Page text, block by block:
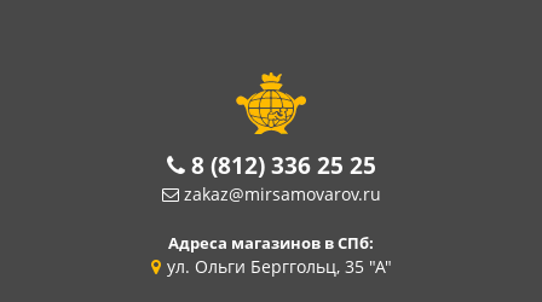
8 (812) 336 25 25
zakaz@mirsamovarov.ru
Адреса магазинов в СПб:
ул. Ольги Берггольц, 35 "А"